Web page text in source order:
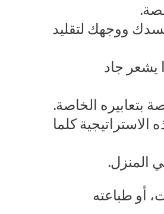
ووجهك لتقليد
يشعر جاد
بتعابيره الخاصة.
كلما
المنزل.
أو طباعته